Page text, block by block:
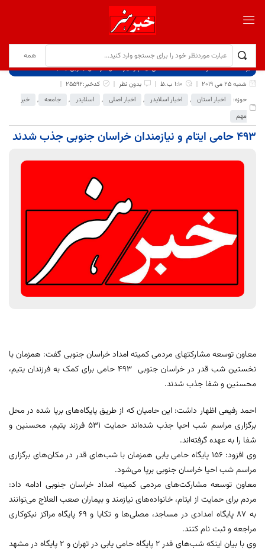
برگ نخست نوشته‌ها
493 حامی ایتام و نیازمندان خراسان جنوبی جذب شدند
شنبه 25 می 2019
1:10 ب.ظ بدون نظر
کدخبر:25592
حوزه:
اخبار استان , اخبار اسلایدر , اخبار اصلی , اسلایدر , جامعه ,
خبر
مهم
493 حامی ایتام و نیازمندان خراسان جنوبی جذب شدند
معاون توسعه مشارکتهای مردمی کمیته امداد خراسان جنوبی گفت: همزمان با
نخستین شب قدر در خراسان جنوبی 493 حامی برای کمک به فرزندان یتیم،
محسنین و شفا جذب شدند.
احمد رفیعی اظهار داشت: این حامیان که از طریق پایگاه‌های برپا شده در محل
برگزاری مراسم شب احیا جذب شده‌اند حمایت ۵۳۱ فرزند یتیم، محسنین و
شفا را به عهده گرفته‌اند.
وی افزود: ۱۵۶ پایگاه حامی یابی همزمان با شب‌های قدر در مکان‌های برگزاری
مراسم شب احیا خراسان جنوبی برپا می‌شود.
معاون توسعه مشارکت‌های مردمی کمیته امداد خراسان جنوبی ادامه داد:
مردم برای حمایت از ایتام، خانواده‌های نیازمند و بیماران صعب العلاج می‌توانند
به ۸۷ پایگاه امدادی در مساجد، مصلی‌ها و تکایا و ۶۹ پایگاه مراکز نیکوکاری
مراجعه و ثبت نام کنند.
وی با بیان اینکه شب‌های قدر ۲ پایگاه حامی یابی در تهران و ۲ پایگاه در مشهد